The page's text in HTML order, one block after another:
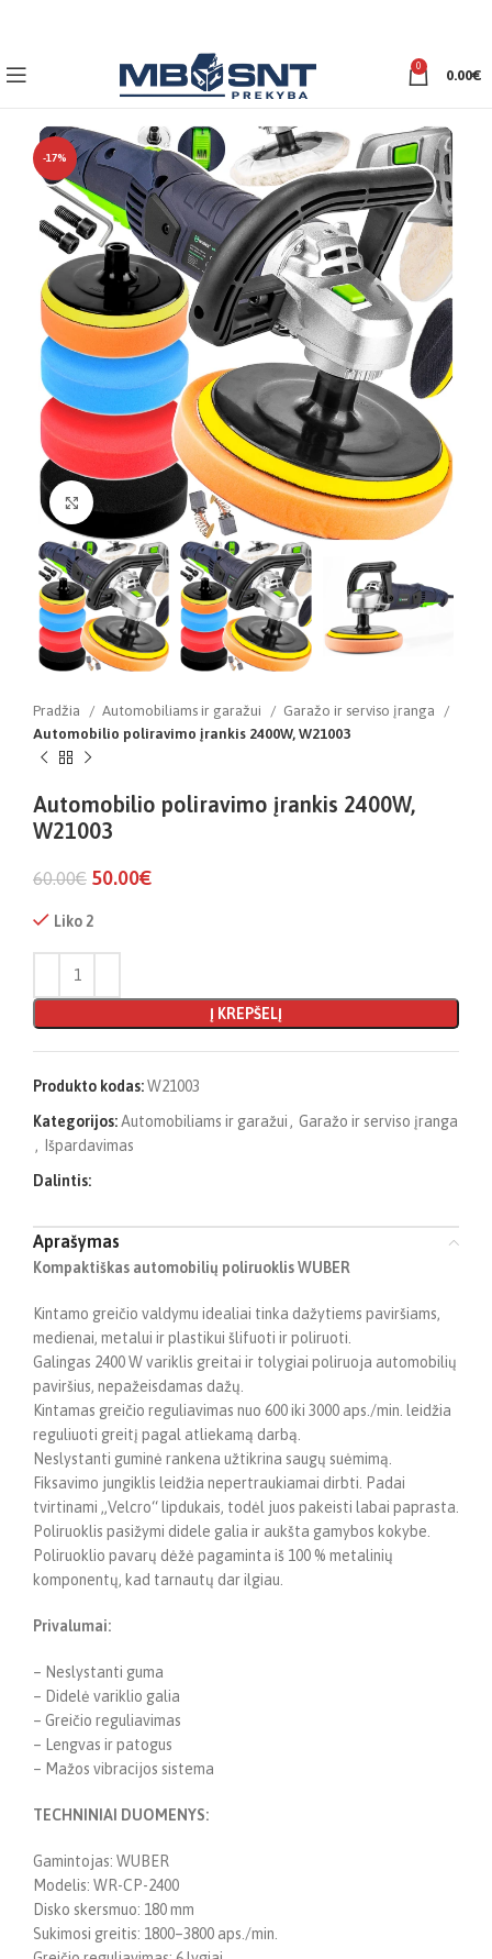
0
0.00€
-17%
Click to enlarge
Pradžia Automobiliams ir garažui
Garažo ir serviso įranga
Automobilio poliravimo įrankis 2400W, W21003
Automobilio poliravimo įrankis 2400W,
W21003
60.00€ 50.00€
Liko 2
Į KREPŠELĮ
Produkto kodas:W21003
Kategorijos:Automobiliams ir garažui, Garažo ir serviso įranga
,
Išpardavimas
Dalintis:
Aprašymas
Kompaktiškas automobilių poliruoklis WUBER
Kintamo greičio valdymu idealiai tinka dažytiems paviršiams,
medienai, metalui ir plastikui šlifuoti ir poliruoti.
Galingas 2400 W variklis greitai ir tolygiai poliruoja automobilių
paviršius, nepažeisdamas dažų.
Kintamas greičio reguliavimas nuo 600 iki 3000 aps./min. leidžia
reguliuoti greitį pagal atliekamą darbą.
Neslystanti guminė rankena užtikrina saugų suėmimą.
Fiksavimo jungiklis leidžia nepertraukiamai dirbti. Padai
tvirtinami „Velcro“ lipdukais, todėl juos pakeisti labai paprasta.
Poliruoklis pasižymi didele galia ir aukšta gamybos kokybe.
Poliruoklio pavarų dėžė pagaminta iš 100 % metalinių
komponentų, kad tarnautų dar ilgiau.
Privalumai:
– Neslystanti guma
– Didelė variklio galia
– Greičio reguliavimas
– Lengvas ir patogus
– Mažos vibracijos sistema
TECHNINIAI DUOMENYS:
Gamintojas: WUBER
Modelis: WR-CP-2400
Disko skersmuo: 180 mm
Sukimosi greitis: 1800–3800 aps./min.